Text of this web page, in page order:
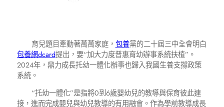
育兒題目牽動著萬萬家庭， 包養黨的二十屆三中全會明白
包養網dcard提出，要“加大力度普惠育幼辦事系統扶植”。
2024年，鼎力成長托幼一體化辦事也歸入我國生養支撐政策
系統。
“托幼一體化”是指將0到6歲嬰幼兒的教導與保育彼此連
接，進而完成嬰兒與幼兒教導的有用融會。作為學前教導成長